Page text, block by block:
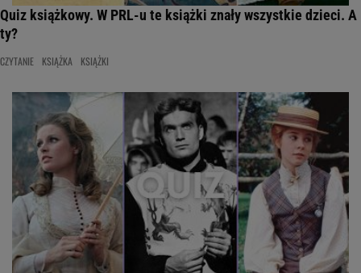
Quiz książkowy. W PRL-u te książki znały wszystkie dzieci. A
ty?
CZYTANIE KSIĄŻKA KSIĄŻKI